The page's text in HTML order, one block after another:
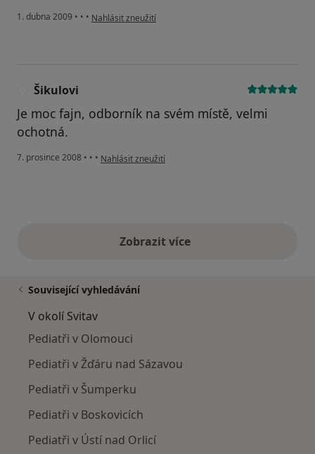
1. dubna 2009 • • • podle názoru uživatele Libor Dynka
Nahlásit zneužití
Šikulovi
Je moc fajn, odborník na svém místě, velmi
ochotná.
7. prosince 2008 • • • podle názoru uživatele Šikulovi
Nahlásit zneužití
Zobrazit vícevýše uvedené názory
Související vyhledávání
V okolí Svitav
Pediatři v Olomouci
Pediatři v Žďáru nad Sázavou
Pediatři v Šumperku
Pediatři v Boskovicích
Pediatři v Ústí nad Orlicí